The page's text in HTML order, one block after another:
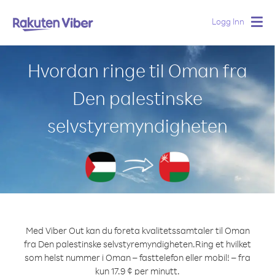
Logg Inn
Hvordan ringe til Oman fra
Den palestinske
selvstyremyndigheten
Med Viber Out kan du foreta kvalitetssamtaler til Oman
fra Den palestinske selvstyremyndigheten.Ring et hvilket
som helst nummer i Oman – fasttelefon eller mobil! – fra
kun 17.9 ¢ per minutt.